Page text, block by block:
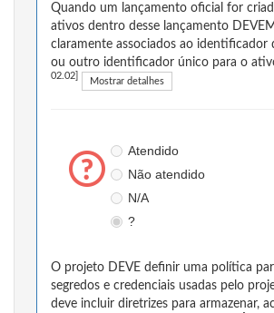
Quando um lançamento oficial for
ativos dentro desse lançamento
claramente associados ao identificador
ou outro identificador único para o
02.02] Mostrar detalhes
Atendido
Não atendido
N/A
?
O projeto DEVE definir uma política
segredos e credenciais usadas pelo
deve incluir diretrizes para armazenar,